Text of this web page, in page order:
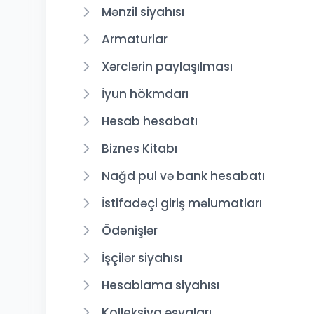
Mənzil siyahısı
Armaturlar
Xərclərin paylaşılması
İyun hökmdarı
Hesab hesabatı
Biznes Kitabı
Nağd pul və bank hesabatı
İstifadəçi giriş məlumatları
Ödənişlər
İşçilər siyahısı
Hesablama siyahısı